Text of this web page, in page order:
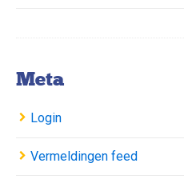
Meta
Login
Vermeldingen feed